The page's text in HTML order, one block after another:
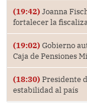
(19:42) Joanna
fortalecer la
(19:02) Gobierno
Caja de Pensiones
(18:30) Presidente
estabilidad al país